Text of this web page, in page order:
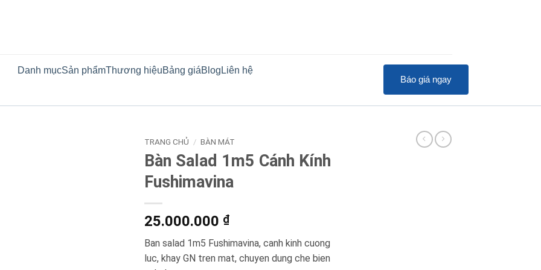
Danh mụcSản phẩmThương hiệuBảng giáBlog Liên hệ
Báo giá ngay
TRANG CHỦ / BÀN MÁT
Bàn Salad 1m5 Cánh Kính
Fushimavina
25.000.000 ₫
Ban salad 1m5 Fushimavina, canh kinh cuong
luc, khay GN tren mat, chuyen dung che bien